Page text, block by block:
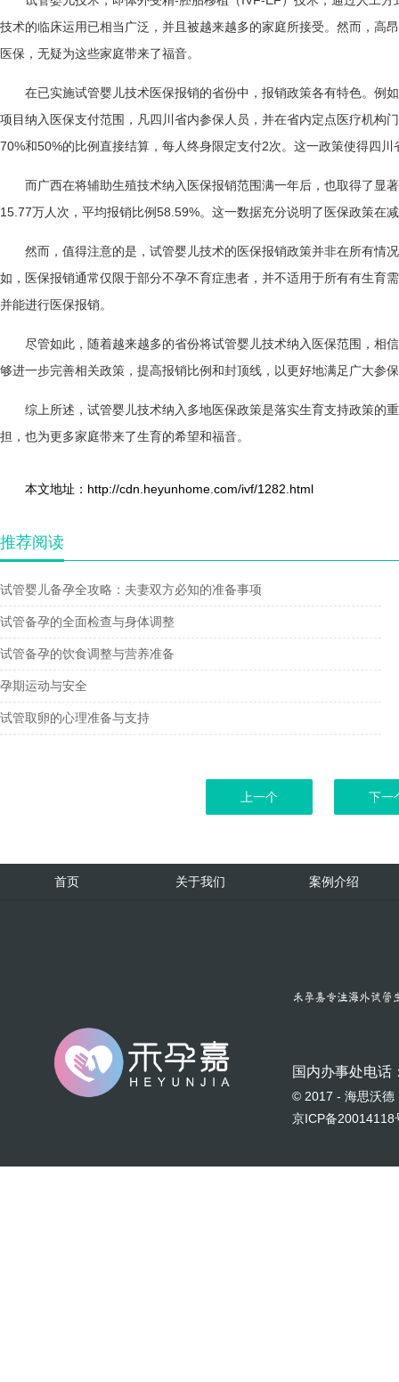
技术的临床运用已相当广泛，并且被越来越多的家庭所接受。然而，高
医保，无疑为这些家庭带来了福音。
在已实施试管婴儿技术医保报销的省份中，报销政策各有特色。例
项目纳入医保支付范围，凡四川省内参保人员，并在省内定点医疗机构
70%和50%的比例直接结算，每人终身限定支付2次。这一政策使得四
而广西在将辅助生殖技术纳入医保报销范围满一年后，也取得了显
15.77万人次，平均报销比例58.59%。这一数据充分说明了医保政策在
然而，值得注意的是，试管婴儿技术的医保报销政策并非在所有情
如，医保报销通常仅限于部分不孕不育症患者，并不适用于所有有生育
并能进行医保报销。
尽管如此，随着越来越多的省份将试管婴儿技术纳入医保范围，相
够进一步完善相关政策，提高报销比例和封顶线，以更好地满足广大参
综上所述，试管婴儿技术纳入多地医保政策是落实生育支持政策的
担，也为更多家庭带来了生育的希望和福音。
本文地址：http://cdn.heyunhome.com/ivf/1282.html
推荐阅读
试管婴儿备孕全攻略：夫妻双方必知的准备事项
试管备孕的全面检查与身体调整
试管备孕的饮食调整与营养准备
孕期运动与安全
试管取卵的心理准备与支持
上一个 下一
首页 关于我们 案例介绍
国内办事处电话
© 2017 - 海思沃德
京ICP备20014118